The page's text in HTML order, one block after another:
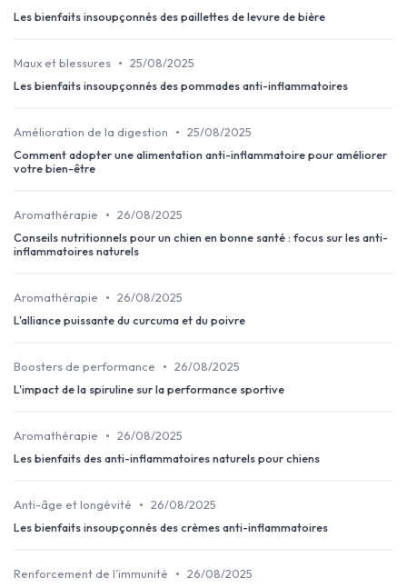
Les bienfaits insoupçonnés des paillettes de levure de bière
Maux et blessures • 25/08/2025
Les bienfaits insoupçonnés des pommades anti-inflammatoires
Amélioration de la digestion • 25/08/2025
Comment adopter une alimentation anti-inflammatoire pour améliorer
votre bien-être
Aromathérapie • 26/08/2025
Conseils nutritionnels pour un chien en bonne santé : focus sur les anti-
inflammatoires naturels
Aromathérapie • 26/08/2025
L'alliance puissante du curcuma et du poivre
Boosters de performance • 26/08/2025
L'impact de la spiruline sur la performance sportive
Aromathérapie • 26/08/2025
Les bienfaits des anti-inflammatoires naturels pour chiens
Anti-âge et longévité • 26/08/2025
Les bienfaits insoupçonnés des crèmes anti-inflammatoires
Renforcement de l’immunité • 26/08/2025